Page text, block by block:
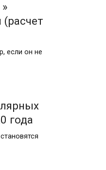
(расчет
если он не
года